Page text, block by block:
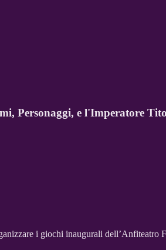
Personaggi, e l'Imperatore Tito
i giochi inaugurali dell’Anfiteatro